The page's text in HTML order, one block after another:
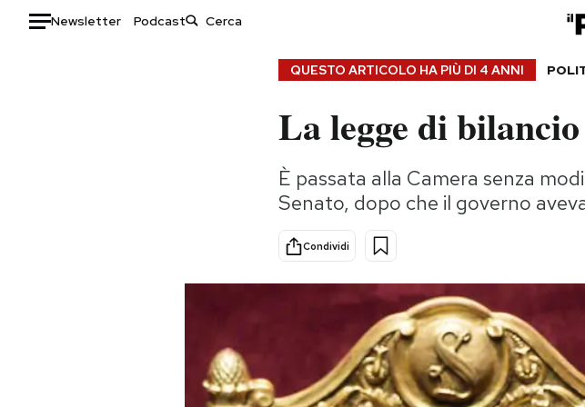
Newsletter Podcast
Consumismi
Storie/Idee
Ok Boomer!
Media
Mondiali calcio 2026
QUESTO ARTICOLO HA PIÙ DI 4 ANNI
La legge di
È passata alla Camera senza
Senato, dopo che il governo
Condividi